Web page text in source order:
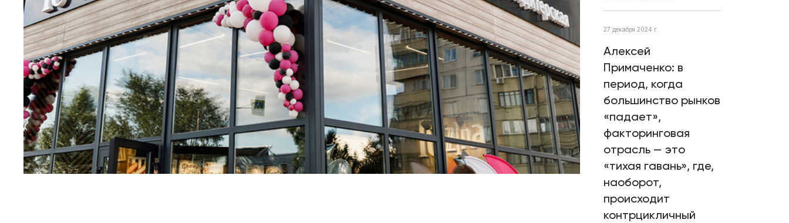
27 декабря 2024 г.
Алексей
Примаченко: в
период, когда
большинство рынков
«падает»,
факторинговая
отрасль — это
«тихая гавань», где,
наоборот,
происходит
контрцикличный